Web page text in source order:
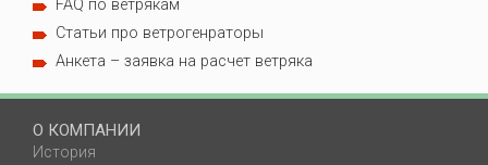
FAQ по ветрякам
Статьи про ветрогенраторы
Анкета – заявка на расчет ветряка
О КОМПАНИИ
История